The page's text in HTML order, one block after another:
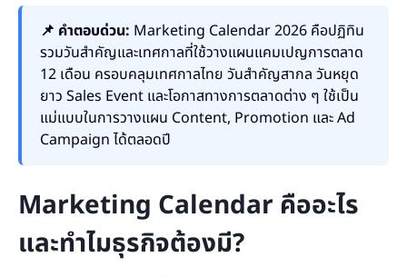
📌 คำตอบด่วน: Marketing Calendar 2026 คือปฏิทิน
รวมวันสำคัญและเทศกาลที่ใช้วางแผนแคมเปญการตลาด
12 เดือน ครอบคลุมเทศกาลไทย วันสำคัญสากล วันหยุด
ยาว Sales Event และโอกาสทางการตลาดต่าง ๆ ใช้เป็น
แม่แบบในการวางแผน Content, Promotion และ Ad
Campaign ได้ตลอดปี
Marketing Calendar คืออะไร
และทำไมธุรกิจต้องมี?